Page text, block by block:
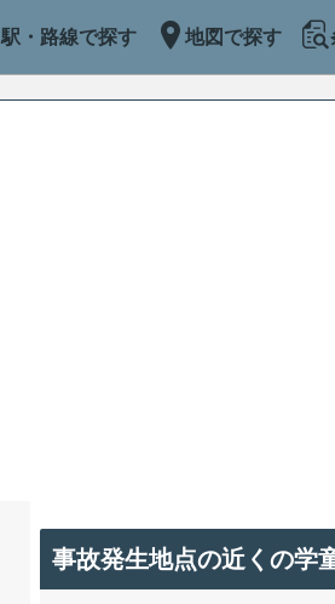
駅・路線で探す 地図で探す
事故発生地点の近くの学